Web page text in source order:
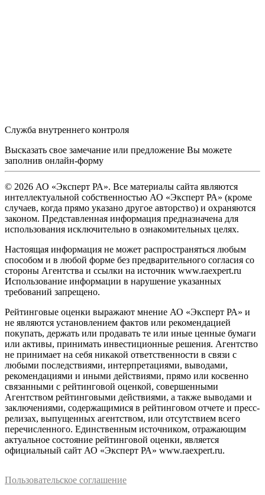
Служба внутреннего контроля
Высказать свое замечание или предложение Вы можете
заполнив онлайн-форму
© 2026 АО «Эксперт РА». Все материалы сайта являются
интеллектуальной собственностью АО «Эксперт РА» (кроме
случаев, когда прямо указано другое авторство) и охраняются
законом. Представленная информация предназначена для
использования исключительно в ознакомительных целях.
Настоящая информация не может распространяться любым
способом и в любой форме без предварительного согласия со
стороны Агентства и ссылки на источник www.raexpert.ru
Использование информации в нарушение указанных
требований запрещено.
Рейтинговые оценки выражают мнение АО «Эксперт РА» и
не являются установлением фактов или рекомендацией
покупать, держать или продавать те или иные ценные бумаги
или активы, принимать инвестиционные решения. Агентство
не принимает на себя никакой ответственности в связи с
любыми последствиями, интерпретациями, выводами,
рекомендациями и иными действиями, прямо или косвенно
связанными с рейтинговой оценкой, совершенными
Агентством рейтинговыми действиями, а также выводами и
заключениями, содержащимися в рейтинговом отчете и пресс-
релизах, выпущенных агентством, или отсутствием всего
перечисленного. Единственным источником, отражающим
актуальное состояние рейтинговой оценки, является
официальный сайт АО «Эксперт РА» www.raexpert.ru.
Пользовательское соглашение